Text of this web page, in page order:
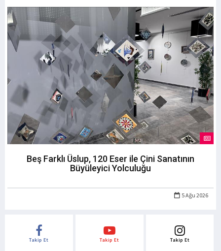
Beş Farklı Üslup, 120 Eser ile Çini Sanatının
Büyüleyici Yolculuğu
5 Ağu 2026
Takip Et Takip Et Takip Et